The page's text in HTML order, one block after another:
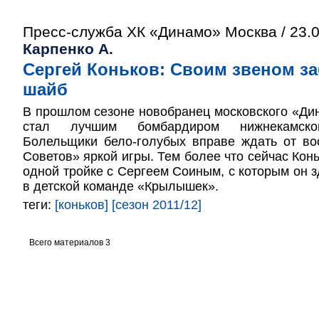
Пресс-служба ХК «Динамо» Москва /
Карпенко А.
Сергей Коньков: Своим звеном
шайб
В прошлом сезоне новобранец московского
стал лучшим бомбардиром
Болельщики бело-голубых вправе ждать от
Советов» яркой игры. Тем более что сейчас
одной тройке с Сергеем Соиным, с которым он
в детской команде «Крылышек».
теги: [коньков] [сезон 2011/12]
Всего материалов 3